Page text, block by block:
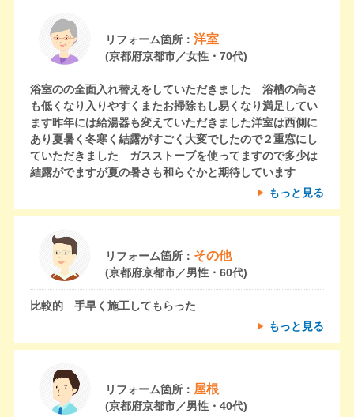
リフォーム箇所： 洋室
(京都府京都市／女性・70代)
浴室のの全面入れ替えをしていただきました 浴槽の高さ
も低くなり入りやすくまたお掃除もし易くなり満足してい
ます昨年には給湯器も変えていただきました洋室は西側に
あり夏暑く冬寒く結露がすごく大変でしたので２重窓にし
ていただきました ガスストーブを使ってますので多少は
結露がでますが夏の暑さも和らぐかと期待しています
もっと見る
リフォーム箇所： その他
(京都府京都市／男性・60代)
比較的 手早く施工してもらった
もっと見る
リフォーム箇所： 屋根
(京都府京都市／男性・40代)